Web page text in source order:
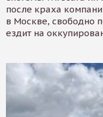
после краха
в Москве, свободно
ездит на